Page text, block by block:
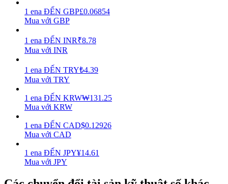
Làm cho tài sản của bạn tăng giá trị đều đặn
Staking
Lợi nhuận cao và truy cập ngay lập tức
1 ena ĐẾN GBP£0.06854
Mua với GBP
1 ena ĐẾN INR₹8.78
Mua với INR
1 ena ĐẾN TRY₺4.39
Mua với TRY
1 ena ĐẾN KRW₩131.25
Mua với KRW
1 ena ĐẾN CAD$0.12926
Mua với CAD
1 ena ĐẾN JPY¥14.61
Mua với JPY